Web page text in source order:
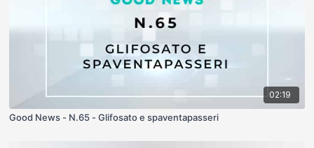
02:19
Good News - N.65 - Glifosato e spaventapasseri